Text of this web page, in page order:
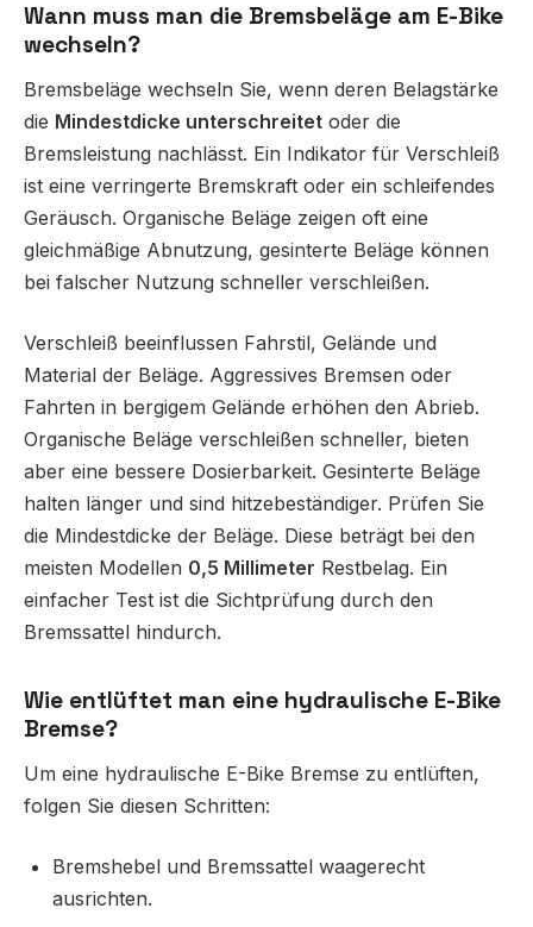
Wann muss man die Bremsbeläge am E-Bike
wechseln?
Bremsbeläge wechseln Sie, wenn deren Belagstärke
die Mindestdicke unterschreitet oder die
Bremsleistung nachlässt. Ein Indikator für Verschleiß
ist eine verringerte Bremskraft oder ein schleifendes
Geräusch. Organische Beläge zeigen oft eine
gleichmäßige Abnutzung, gesinterte Beläge können
bei falscher Nutzung schneller verschleißen.
Verschleiß beeinflussen Fahrstil, Gelände und
Material der Beläge. Aggressives Bremsen oder
Fahrten in bergigem Gelände erhöhen den Abrieb.
Organische Beläge verschleißen schneller, bieten
aber eine bessere Dosierbarkeit. Gesinterte Beläge
halten länger und sind hitzebeständiger. Prüfen Sie
die Mindestdicke der Beläge. Diese beträgt bei den
meisten Modellen 0,5 Millimeter Restbelag. Ein
einfacher Test ist die Sichtprüfung durch den
Bremssattel hindurch.
Wie entlüftet man eine hydraulische E-Bike
Bremse?
Um eine hydraulische E-Bike Bremse zu entlüften,
folgen Sie diesen Schritten:
Bremshebel und Bremssattel waagerecht
ausrichten.